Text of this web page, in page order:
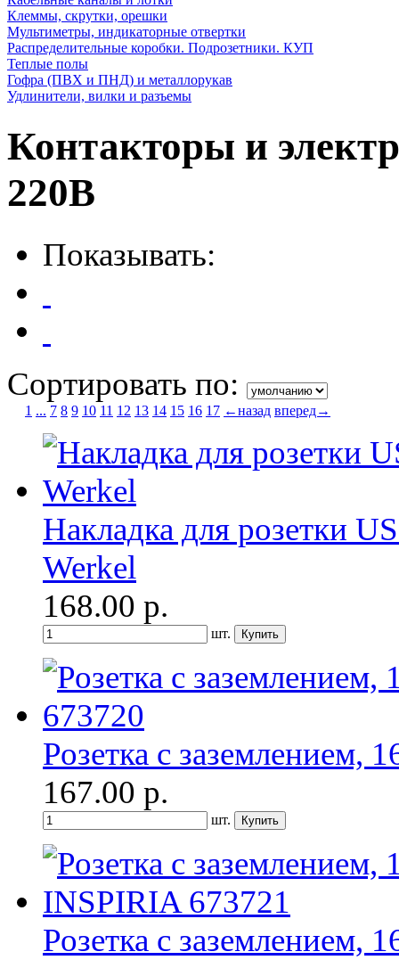
Клеммы, скрутки, орешки
Мультиметры, индикаторные отвертки
Распределительные коробки. Подрозетники. КУП
Теплые полы
Гофра (ПВХ и ПНД) и металлорукав
Удлинители, вилки и разъемы
Контакторы и
220В
Показывать:
Сортировать по:
1 ... 7 8 9 10 11 12 13 14 15 16 17 ←назад вперед→
Накладка для розетки
Werkel
168.00 р.
шт.
Розетка с
167.00 р.
шт.
Розетка с заземлением,